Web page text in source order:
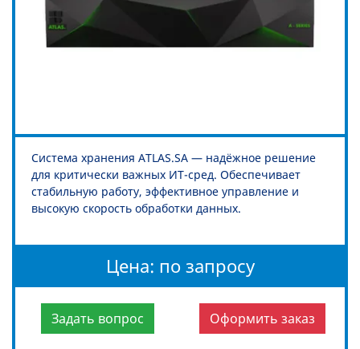
Система хранения ATLAS.SA — надёжное решение
для критически важных ИТ-сред. Обеспечивает
стабильную работу, эффективное управление и
высокую скорость обработки данных.
Цена: по запросу
Задать вопрос Оформить заказ